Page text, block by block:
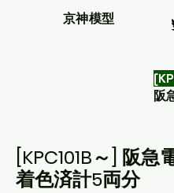
京神模型
阪
[KPC101B～] 阪
着色済計5両分